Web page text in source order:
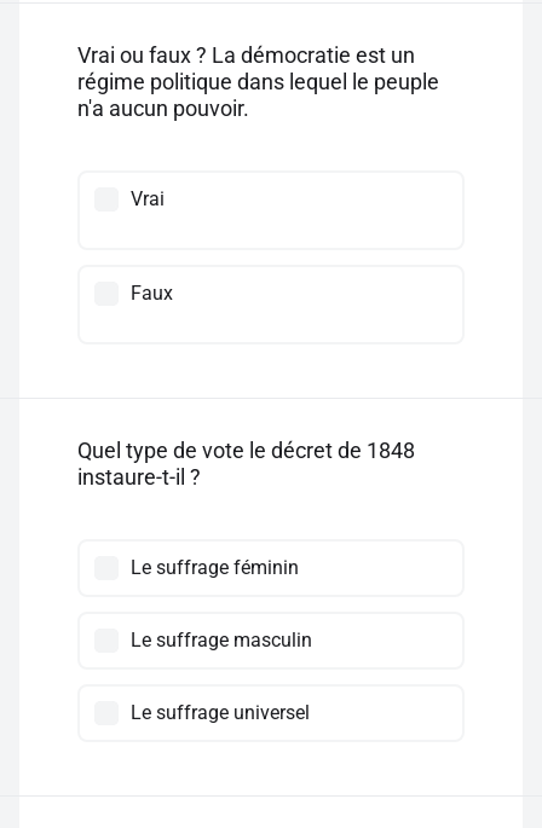
Vrai ou faux ? La démocratie est un
régime politique dans lequel le peuple
n'a aucun pouvoir.
Vrai
Faux
Quel type de vote le décret de 1848
instaure-t-il ?
Le suffrage féminin
Le suffrage masculin
Le suffrage universel